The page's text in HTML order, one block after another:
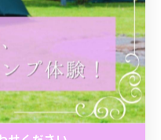
ます。予約制のワーク
アドバイスを受けられ
から始まり、デザイン
完成品の持ち帰りま
れたジェルキャンドル